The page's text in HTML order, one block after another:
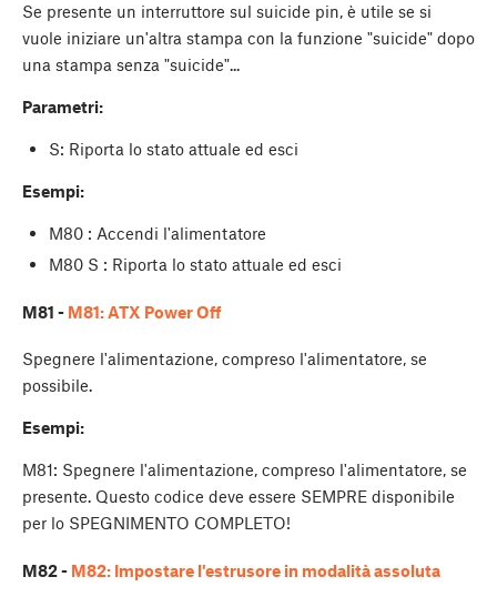
Se presente un interruttore sul suicide pin, è utile se si
vuole iniziare un'altra stampa con la funzione "suicide" dopo
una stampa senza "suicide"...
Parametri:
S: Riporta lo stato attuale ed esci
Esempi:
M80 : Accendi l'alimentatore
M80 S : Riporta lo stato attuale ed esci
M81 - M81: ATX Power Off
Spegnere l'alimentazione, compreso l'alimentatore, se
possibile.
Esempi:
M81: Spegnere l'alimentazione, compreso l'alimentatore, se
presente. Questo codice deve essere SEMPRE disponibile
per lo SPEGNIMENTO COMPLETO!
M82 - M82: Impostare l'estrusore in modalità assoluta